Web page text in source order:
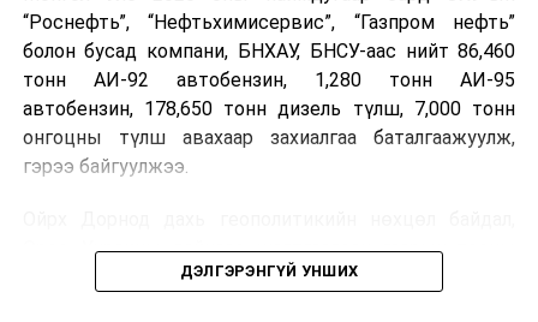
“Роснефть”, “Нефтьхимисервис”, “Газпром нефть”
болон бусад компани, БНХАУ, БНСУ-аас нийт 86,460
тонн АИ-92 автобензин, 1,280 тонн АИ-95
автобензин, 178,650 тонн дизель түлш, 7,000 тонн
онгоцны түлш авахаар захиалгаа баталгаажуулж,
гэрээ байгуулжээ.
Орос, Украины дайнаас шалтгаалсан газрын тосны
үнийн өсөлт дэлхийн зах зээлд буураагүй байна.
ДЭЛГЭРЭНГҮЙ УНШИХ